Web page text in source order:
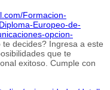
Formacion-
Europeo-de-
opcion-
te decides? Ingresa a este
que te
exitoso. Cumple con